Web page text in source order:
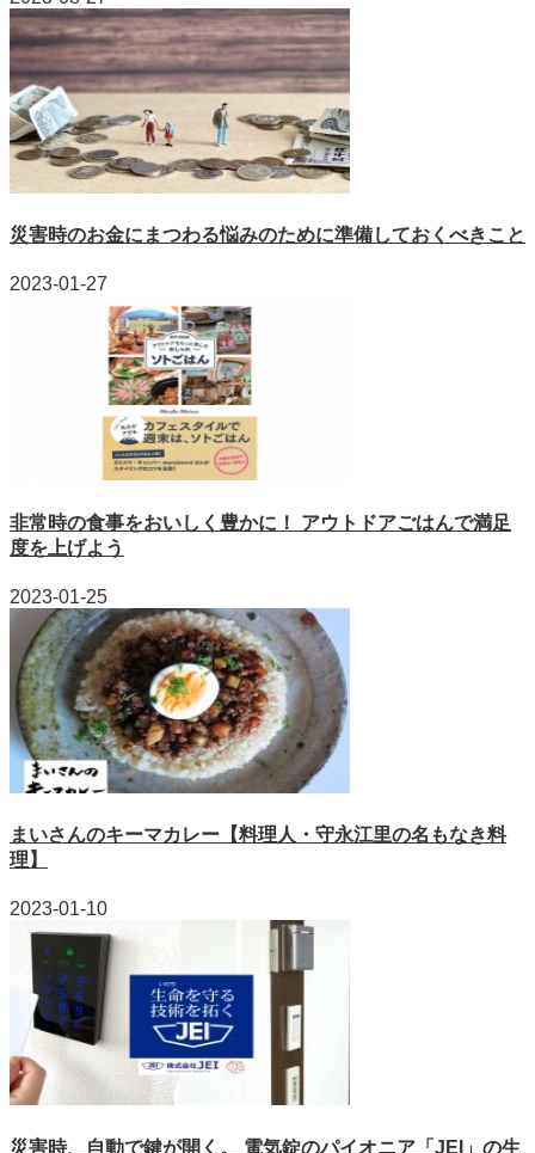
災害時のお金にまつわる悩みのために準備しておくべきこと
2023-01-27
非常時の食事をおいしく豊かに！ アウトドアごはんで満足
度を上げよう
2023-01-25
まいさんのキーマカレー【料理人・守永江里の名もなき料
理】
2023-01-10
災害時、自動で鍵が開く。 電気錠のパイオニア「JEI」の生